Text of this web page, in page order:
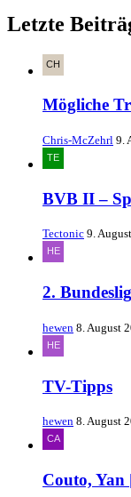
Letzte
Mögliche
Chris-McZehrl 9.
BVB II –
Tectonic 9.
2.
hewen 8. August
TV-Tipps
hewen 8. August
Couto, Yan